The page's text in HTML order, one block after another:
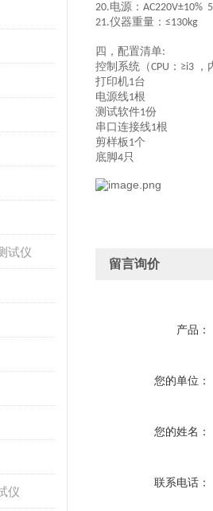
试仪
仪
20.电源： AC220V±10%
21.仪器重量： ≤130kg
四， 配置清单:
控制系统（CPU ： ≥i3 ，
打印机1台
电源线1根
测试软件1份
串口连接线1根
剪样板 1个
底脚4只
留言询价
产品：
您的单位：
您的姓名：
联系电话：